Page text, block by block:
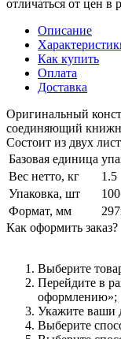
отличаться от цен в
Описание
Как купить
Оплата
Доставка
Оригинальный
соединяющий
Состоит из двух
Базовая единица
Вес нетто, кг
1.5
Упаковка, шт
100
Формат, мм
Как оформить заказ?
Выберите
Перейдите в
оформлению»;
Укажите ваши
Выберите